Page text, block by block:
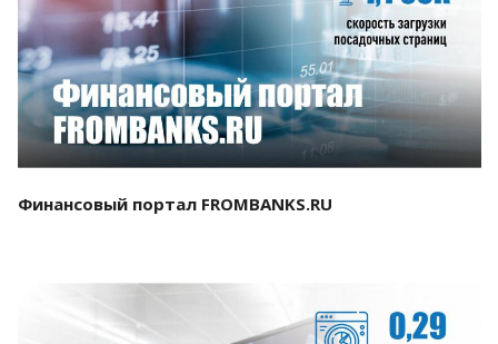
Смотреть проект
Финансовый портал FROMBANKS.RU